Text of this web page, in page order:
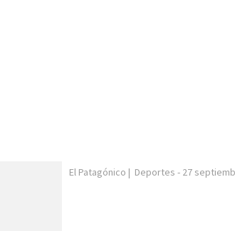
El Patagónico | Deportes - 27